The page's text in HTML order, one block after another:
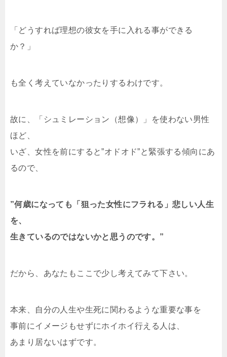
「どうすれば理想の彼女を手に入れる事ができる
か？」
も全く考えていなかったりするわけです。
故に、「シュミレーション（想像）」を使わない男性
ほど、
いざ、女性を前にすると”オドオド”と緊張する傾向にあ
るので、
”何歳になっても「狙った女性にフラれる」悲しい人生
を、
生きているのではないかと思うのです。”
だから、あなたもここで少し考えてみて下さい。
本来、自分の人生や生死に関わるような重要な事を
事前にイメージもせずにホイホイ行える人は、
あまり居ないはずです。